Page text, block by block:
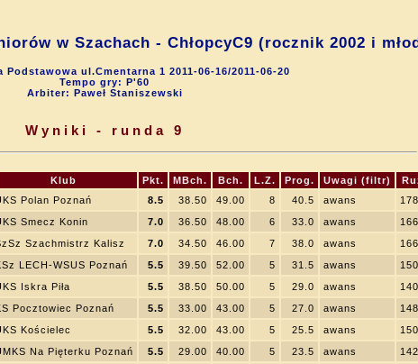
w Szachach - ChłopcyC9 (rocznik 2002 i
Podstawowa ul.Cmentarna 1 2011-06-16/2011-06-20
Tempo gry: P'60
Arbiter: Paweł Staniszewski
Wyniki - runda 9
Klub Pkt. MBch. Bch. L.Z. Prog. Uwagi (filtr)
Polan Poznań 8.5 38.50 49.00 8 40.5 awans
Smecz Konin 7.0 36.50 48.00 6 33.0 awans
Szachmistrz Kalisz 7.0 34.50 46.00 7 38.0 awans
LECH-WSUS Poznań 5.5 39.50 52.00 5 31.5 awans
Iskra Piła 5.5 38.50 50.00 5 29.0 awans
Pocztowiec Poznań 5.5 33.00 43.00 5 27.0 awans
Kościelec 5.5 32.00 43.00 5 25.5 awans
Na Pięterku Poznań 5.5 29.00 40.00 5 23.5 awans